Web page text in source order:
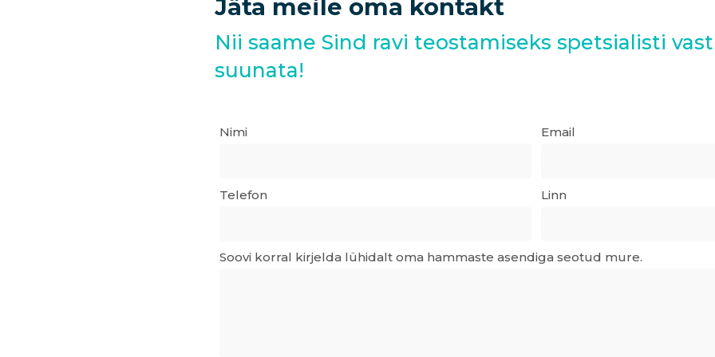
Jäta meile oma kontakt
Nii saame Sind ravi teostamiseks spetsialisti
suunata!
Nimi Email
Telefon Linn
Soovi korral kirjelda lühidalt oma hammaste asendiga seotud mure.